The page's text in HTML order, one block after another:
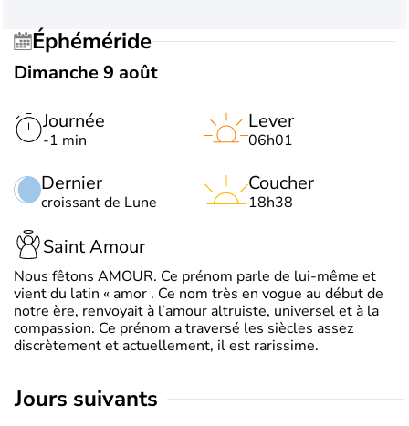
Éphéméride
Dimanche 9 août
Journée
-1 min
Dernier
croissant de Lune
Lever
06h01
Coucher
18h38
Saint Amour
Nous fêtons AMOUR. Ce prénom parle de lui-même et
vient du latin « amor . Ce nom très en vogue au début de
notre ère, renvoyait à l’amour altruiste, universel et à la
compassion. Ce prénom a traversé les siècles assez
discrètement et actuellement, il est rarissime.
jours suivants